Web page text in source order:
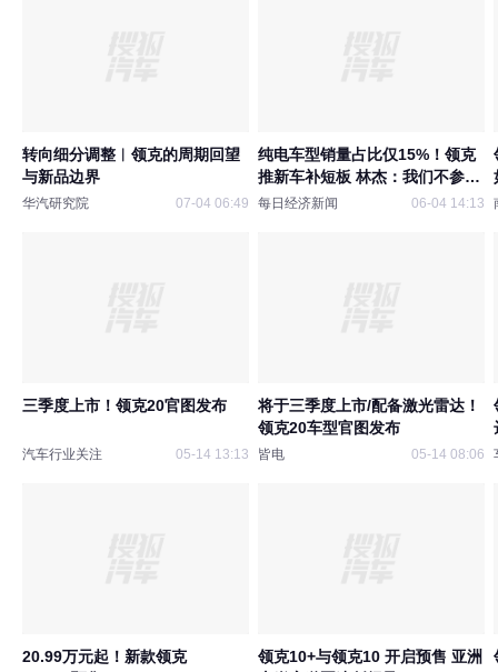
转向细分调整︱领克的周期回望
与新品边界
华汽研究院 07-04 06:49
纯电车型销量占比仅15%！领克
推新车补短板 林杰：我们不参与
无序价格竞争
每日经济新闻 06-04 14:13
三季度上市！领克20官图发布
汽车行业关注 05-14 13:13
将于三季度上市/配备激光雷达！
领克20车型官图发布
皆电 05-14 08:06
20.99万元起！新款领克
领克10+与领克10 开启预售 亚洲